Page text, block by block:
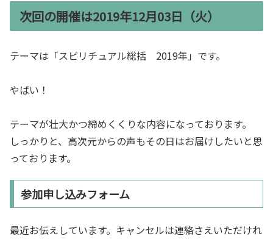
次回の開催は2019年12月03日（火）
テーマは「スピリチュアル総括 2019年」です。
やばい！
テーマが壮大かつ締めくくりな内容になっております。
しっかりと、高次元からの声もその日はお届けしたいと思
っております。
参加申し込みフォーム
最近お伝えしています。キャンセルは連絡さえいただけれ